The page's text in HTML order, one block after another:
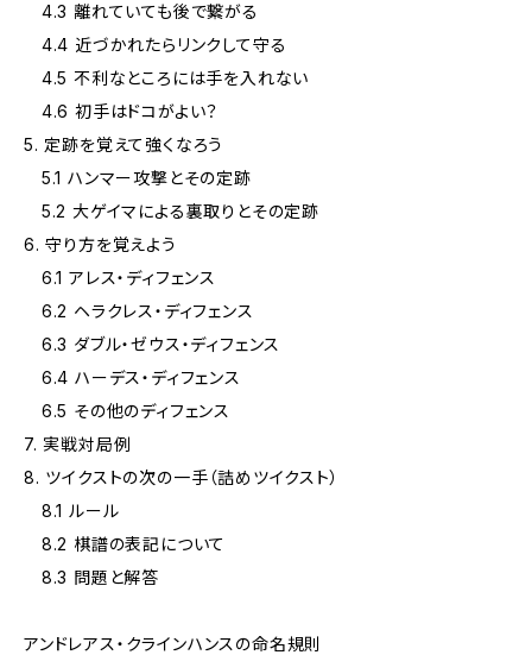
4.3 離れていても後で繋がる
4.4 近づかれたらリンクして守る
4.5 不利なところには手を入れない
4.6 初手はドコがよい？
5. 定跡を覚えて強くなろう
5.1 ハンマー攻撃とその定跡
5.2 大ゲイマによる裏取りとその定跡
6. 守り方を覚えよう
6.1 アレス・ディフェンス
6.2 ヘラクレス・ディフェンス
6.3 ダブル・ゼウス・ディフェンス
6.4 ハーデス・ディフェンス
6.5 その他のディフェンス
7. 実戦対局例
8. ツイクストの次の一手（詰めツイクスト）
8.1 ルール
8.2 棋譜の表記について
8.3 問題と解答
アンドレアス・クラインハンスの命名規則